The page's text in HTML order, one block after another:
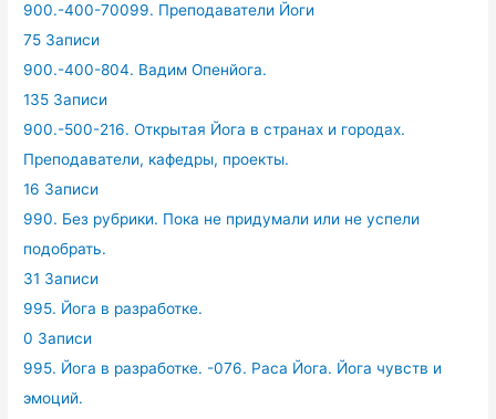
900.-400-70099. Преподаватели Йоги
75 Записи
900.-400-804. Вадим Опенйога.
135 Записи
900.-500-216. Открытая Йога в странах и городах.
Преподаватели, кафедры, проекты.
16 Записи
990. Без рубрики. Пока не придумали или не успели
подобрать.
31 Записи
995. Йога в разработке.
0 Записи
995. Йога в разработке. -076. Раса Йога. Йога чувств и
эмоций.